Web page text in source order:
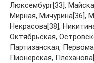
Люксембург[33],
Мирная, Мичурина[36],
Некрасова[38],
Октябрьская,
Партизанская,
Пионерская,